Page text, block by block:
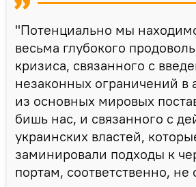
"Потенциально мы
весьма глубокого
кризиса, связанного с
незаконных ограничений в
из основных мировых
бишь нас, и связанного с
украинских властей,
заминировали подходы к
портам, соответственно, не